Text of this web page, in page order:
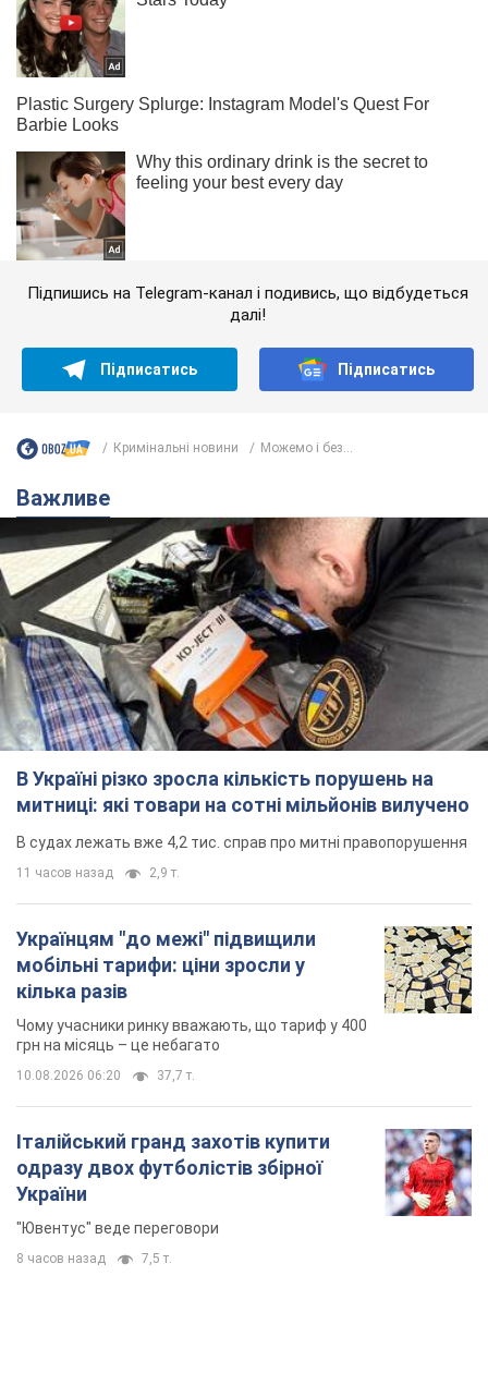
Підпишись на Telegram-канал і подивись, що відбудеться
далі!
Підписатись Підписатись
Кримінальні новини Можемо і без...
Важливе
В Україні різко зросла кількість порушень на
митниці: які товари на сотні мільйонів вилучено
В судах лежать вже 4,2 тис. справ про митні правопорушення
11 часов назад 2,9 т.
Українцям "до межі" підвищили
мобільні тарифи: ціни зросли у
кілька разів
Чому учасники ринку вважають, що тариф у 400
грн на місяць – це небагато
10.08.2026 06:20 37,7 т.
Італійський гранд захотів купити
одразу двох футболістів збірної
України
"Ювентус" веде переговори
8 часов назад 7,5 т.